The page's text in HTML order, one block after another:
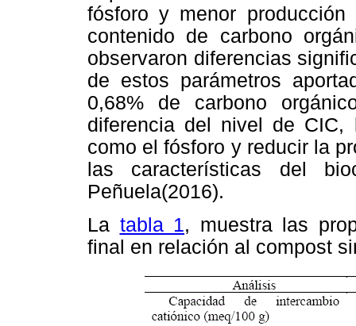
fósforo y menor
contenido de carbono
observaron diferencias
de estos parámetros
0,68% de carbono
diferencia del nivel de CIC,
como el fósforo y reducir la
las características del
Peñuela(2016).
La tabla 1, muestra las
final en relación al compost